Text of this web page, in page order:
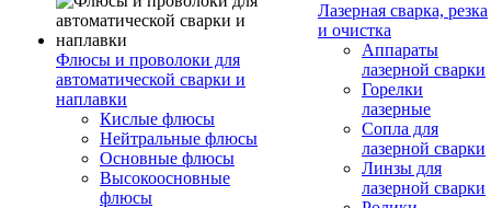
Флюсы и проволоки для
автоматической сварки и
наплавки
Кислые флюсы
Нейтральные флюсы
Основные флюсы
Высокоосновные
флюсы
Лазерная сварка, резка
и очистка
Аппараты
лазерной сварки
Горелки
лазерные
Сопла для
лазерной сварки
Линзы для
лазерной сварки